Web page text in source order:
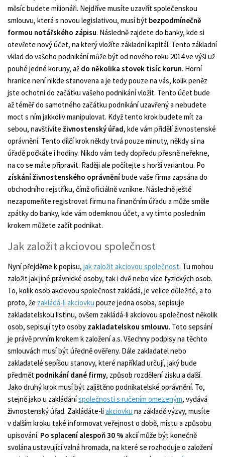
měsíc budete milionáři. Nejdříve musíte uzavřít společenskou
smlouvu, která s novou legislativou, musí být bezpodmínečně
formou notářského zápisu. Následně zajdete do banky, kde si
otevřete nový účet, na který vložíte základní kapitál. Tento základní
vklad do vašeho podnikání může být od nového roku 2014 ve výši už
pouhé jedné koruny, až do několika stovek tisíc korun. Horní
hranice není nikde stanovena a je tedy pouze na vás, kolik peněz
jste ochotni do začátku vašeho podnikání vložit. Tento účet bude
až téměř do samotného začátku podnikání uzavřený a nebudete
moct s ním jakkoliv manipulovat. Když tento krok budete mít za
sebou, navštívíte živnostenský úřad, kde vám přidělí živnostenské
oprávnění. Tento dílčí krok někdy trvá pouze minuty, někdy si na
úřadě počkáte i hodiny. Nikdo vám tedy dopředu přesně neřekne,
na co se máte připravit. Raději ale počítejte s horší variantou. Po
získání živnostenského oprávněníbude vaše firma zapsána do
obchodního rejstříku, čímž oficiálně vznikne. Následně ještě
nezapomeňte registrovat firmu na finančním úřadu a může směle
zpátky do banky, kde vám odemknou účet, a vy tímto posledním
krokem můžete začít podnikat.
Jak založit akciovou společnost
Nyní přejděme k popisu, jak založit akciovou společnost. Tu mohou
založit jak jiné právnické osoby, tak i dvě nebo více fyzických osob.
To, kolik osob akciovou společnost zakládá, je velice důležité, a to
proto, že zakládá-li akciovku pouze jedna osoba, sepisuje
zakladatelskou listinu, ovšem zakládá-li akciovou společnost několik
osob, sepisují tyto osoby zakladatelskou smlouvu. Toto sepsání
je právě prvním krokem k založení a.s. Všechny podpisy na těchto
smlouvách musí být úředně ověřeny. Dále zakladatel nebo
zakladatelé sepíšou stanovy, které například určují, jaký bude
předmět podnikání dané firmy, způsob rozdělení zisku a další.
Jako druhý krok musí být zajištěno podnikatelské oprávnění. To,
stejně jako u zakládáníspolečnosti s ručením omezeným, vydává
živnostenský úřad. Zakládáte-li akciovku na základě výzvy, musíte
v dalším kroku také informovat veřejnost o době, místu a způsobu
upisování. Po splacení alespoň 30 % akcií může být konečně
svolána ustavující valná hromada, na které se rozhoduje o založení